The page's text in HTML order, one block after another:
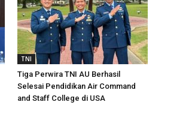
TNI
Tiga Perwira TNI AU Berhasil
Selesai Pendidikan Air Command
and Staff College di USA